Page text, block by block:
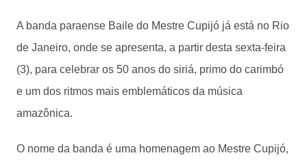
A banda paraense Baile do Mestre Cupijó já está no Rio
de Janeiro, onde se apresenta, a partir desta sexta-feira
(3), para celebrar os 50 anos do siriá, primo do carimbó
e um dos ritmos mais emblemáticos da música
amazônica.
O nome da banda é uma homenagem ao Mestre Cupijó,